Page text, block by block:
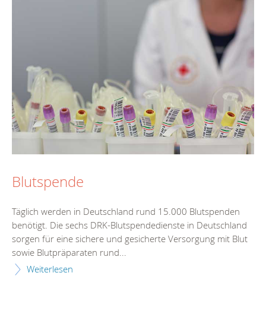
Blutspende
Täglich werden in Deutschland rund 15.000 Blutspenden
benötigt. Die sechs DRK-Blutspendedienste in Deutschland
sorgen für eine sichere und gesicherte Versorgung mit Blut
sowie Blutpräparaten rund...
Weiterlesen